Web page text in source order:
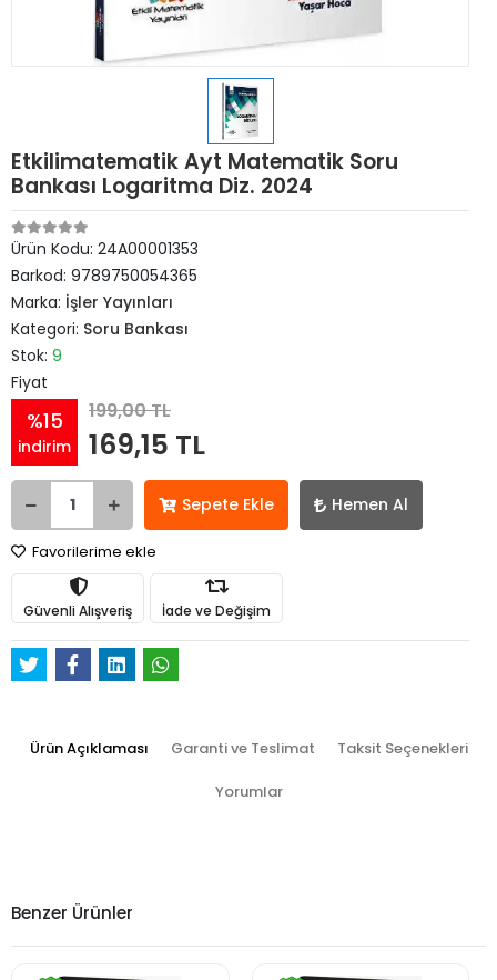
Etkilimatematik Ayt Matematik Soru
Bankası Logaritma Diz. 2024
Ürün Kodu: 24A00001353
Barkod: 9789750054365
Marka: İşler Yayınları
Kategori: Soru Bankası
Stok: 9
Fiyat
%15
indirim
199,00 TL
169,15 TL
Sepete Ekle Hemen Al
Favorilerime ekle
Güvenli Alışveriş İade ve Değişim
Ürün Açıklaması Garanti ve Teslimat Taksit Seçenekleri
Yorumlar
Benzer Ürünler